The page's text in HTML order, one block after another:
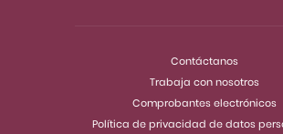
Contáctanos
Trabaja con nosotros
Comprobantes electrónicos
Política de privacidad de datos